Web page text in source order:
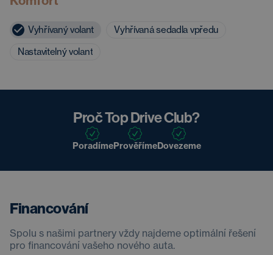
Vyhřívaný volant
Vyhřívaná sedadla vpředu
Nastavitelný volant
Proč Top Drive Club?
PoradímePrověřímeDovezeme
Financování
Spolu s našimi partnery vždy najdeme optimální řešení
pro financování vašeho nového auta.